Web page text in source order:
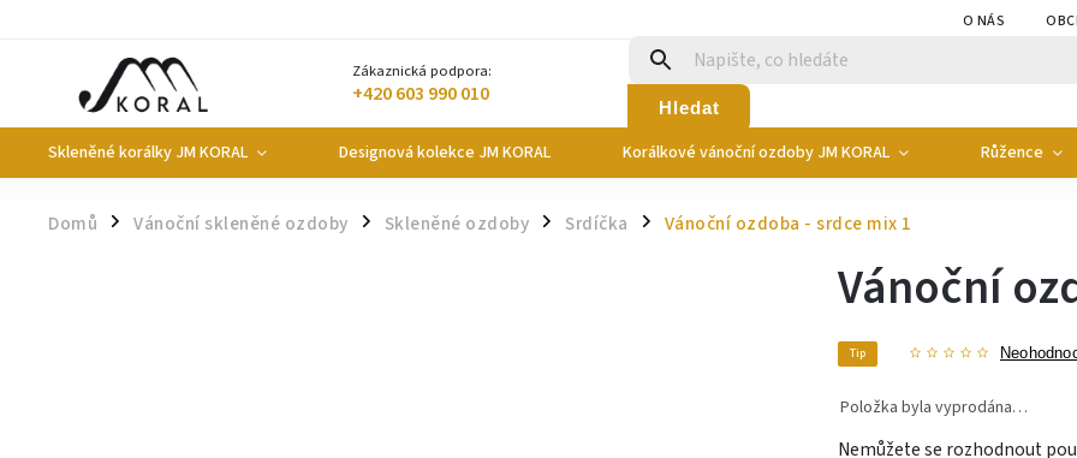
O NÁS
Zákaznická podpora:
+420 603 990 010 Hledat
Skleněné korálky JM KORAL Designová kolekce JM KORAL Korálkové vánoční ozdoby JM KORAL Růžence
Domů / Vánoční skleněné ozdoby / Skleněné ozdoby / Srdíčka / Vánoční ozdoba - srdce mix 1
Vánoční
Tip
Položka byla vyprodána…
Nemůžete se rozhodnout